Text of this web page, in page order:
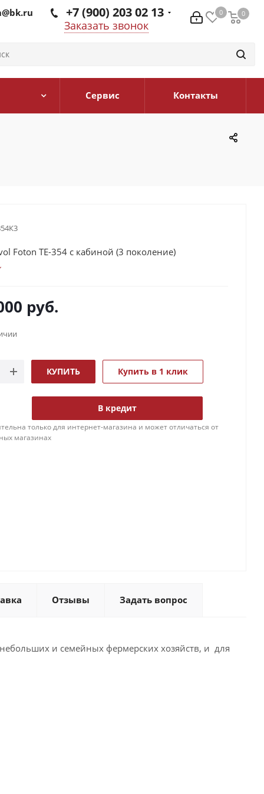
0 0
0
+7 (900) 203 02 13
Заказать звонок
Сервис Контакты
Foton TE-354 с кабиной (3 поколение)
руб.
КУПИТЬ Купить в 1 клик
В кредит
только для интернет-магазина и может отличаться от
магазинах
Отзывы Задать вопрос
и семейных фермерских хозяйств, и для